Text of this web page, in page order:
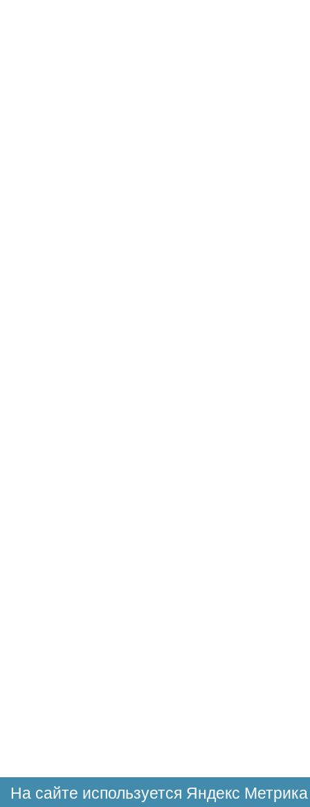
На сайте используется Яндекс Метрика